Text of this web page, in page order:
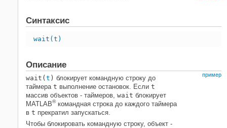
НА ЭТОЙ СТРАНИЦЕ
Описание
Примеры
Входные параметры
Смотрите также
Синтаксис
wait(t)
Описание
пример
wait( t ) блокирует командную строку до
таймера t выполнение остановок. Если t
массив объектов - таймеров, wait блокирует
MATLAB®командная строка до каждого таймера
в t прекратил запускаться.
Чтобы блокировать командную строку, объект -